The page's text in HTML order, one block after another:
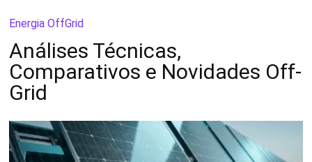
Energia OffGrid
Análises Técnicas,
Comparativos e Novidades Off-
Grid